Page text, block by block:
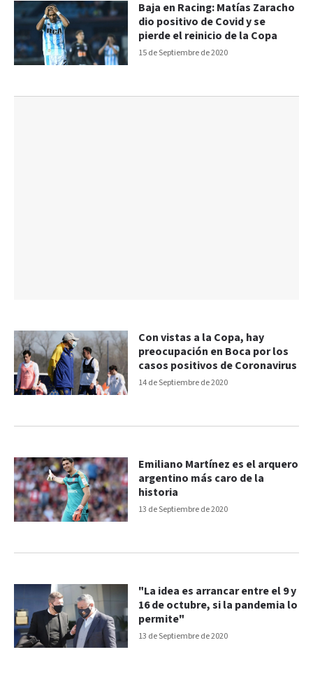
15 de Septiembre de 2020
Baja en Racing: Matías Zaracho
dio positivo de Covid y se
pierde el reinicio de la Copa
14 de Septiembre de 2020
Con vistas a la Copa, hay
preocupación en Boca por los
casos positivos de Coronavirus
13 de Septiembre de 2020
Emiliano Martínez es el arquero
argentino más caro de la
historia
13 de Septiembre de 2020
"La idea es arrancar entre el 9 y
16 de octubre, si la pandemia lo
permite"